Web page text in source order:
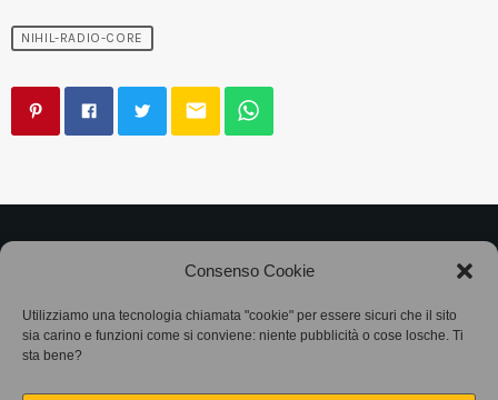
Consenso Cookie
Utilizziamo una tecnologia chiamata "cookie" per essere sicuri che il sito
sia carino e funzioni come si conviene: niente pubblicità o cose losche. Ti
sta bene?
NIHIL-RADIO-CORE
email
Associazione Bandito • CF 97882400019 •
Privacy Policy•Cookie Policy (UE) • Protocollo
SIAE 7425